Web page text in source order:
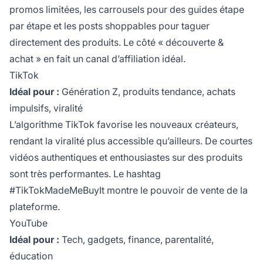
promos limitées, les carrousels pour des guides étape
par étape et les posts shoppables pour taguer
directement des produits. Le côté « découverte &
achat » en fait un canal d’affiliation idéal.
TikTok
Idéal pour : Génération Z, produits tendance, achats
impulsifs, viralité
L’algorithme TikTok favorise les nouveaux créateurs,
rendant la viralité plus accessible qu’ailleurs. De courtes
vidéos authentiques et enthousiastes sur des produits
sont très performantes. Le hashtag
#TikTokMadeMeBuyIt montre le pouvoir de vente de la
plateforme.
YouTube
Idéal pour : Tech, gadgets, finance, parentalité,
éducation